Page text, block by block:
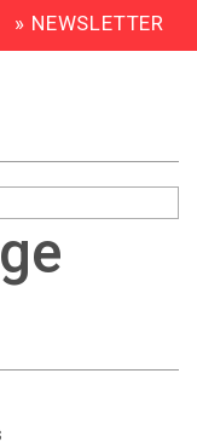
» NEWSLETTER